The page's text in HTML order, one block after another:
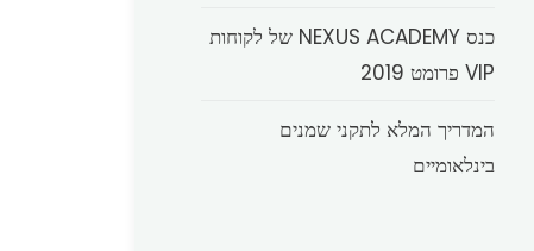
כנס NEXUS ACADEMY של לקוחות
VIP פרומט 2019
המדריך המלא לתקני שמנים
בינלאומיים